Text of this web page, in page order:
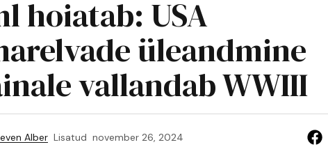
hoiatab: USA
üleandmine
vallandab WWIII
Alber Lisatud november 26, 2024